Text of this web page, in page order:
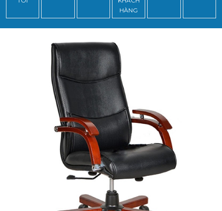
HÀNG